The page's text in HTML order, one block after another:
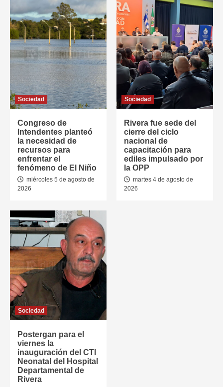
Sociedad
Congreso de
Intendentes planteó
la necesidad de
recursos para
enfrentar el
fenómeno de El Niño
miércoles 5 de agosto de
2026
Sociedad
Rivera fue sede del
cierre del ciclo
nacional de
capacitación para
ediles impulsado por
la OPP
martes 4 de agosto de
2026
Sociedad
Postergan para el
viernes la
inauguración del CTI
Neonatal del Hospital
Departamental de
Rivera